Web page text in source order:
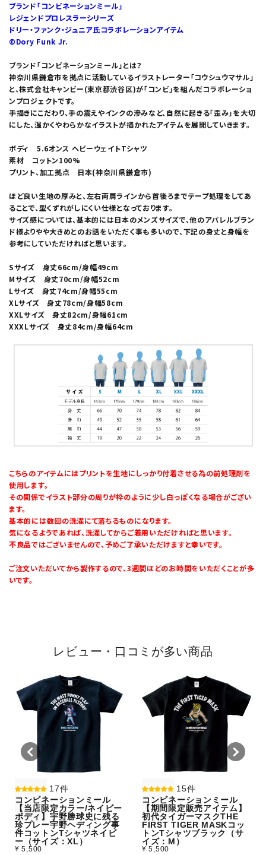
ブランド「コンビネーションミール」
レジェンドプロレスラーシリーズ
ドリー・ファンク・ジュニア氏コラボレーションアイテム
©Dory Funk Jr.
ブランド「コンビネーションミール」とは？
神奈川県鎌倉市を拠点に活動しているイラストレーター「コウシュウマサル」
と、株式会社キャンビー(東京都渋谷区)が「コンビ」を組んだコラボレーショ
ンプロジェクトです。
手描きにこだわり、手の震えやインクの滲みなど、自然に起きる「歪み」を大切
にした、温かくやわらかなイラストが描かれたアイテムを展開していきます。
ボディ 5.6オンス ヘビーウェイトTシャツ
素材 コットン100%
プリント、加工拠点 日本(神奈川県鎌倉市)
ほど良い生地の厚みと、左右両肩ラインから首後ろまでテープ処理をしてあ
ることで、型くずれがしにくい仕様となっております。
サイズ感については、基本的には日本のメンズサイズで、他のアパレルブラン
ド様よりやや大きめとのお話をいただく事も多いので、下記の身丈と身幅を
参考にしていただければと思います。
Sサイズ 身丈66cm/身幅49cm
Mサイズ 身丈70cm/身幅52cm
Lサイズ 身丈74cm/身幅55cm
XLサイズ 身丈78cm/身幅58cm
XXLサイズ 身丈82cm/身幅61cm
XXXLサイズ 身丈84cm/身幅64cm
こちらのアイテムにはプリントを生地にしっかり付着させる為の前処理剤を
使用します。
その関係でイラスト部分の周りが枠のように少し白っぽくなる場合がござい
ます。
基本的には数回の洗濯にて落ちるものになります。
気になるようであれば、洗濯してからご着用いただければと思います。
不良品ではございませんので、予めご了承いただけますと幸いです。
ご注文いただいてから製作するので、3週間ほどのお時間をいただくことが多
いです。
レビュー・口コミが多い商品
17件
コンビネーションミール
【当店限定カラー/ネイビー
ボディ】宇野勝球史に残る
珍プレー宇野ヘディング事
件コットンTシャツネイビ
ー（サイズ：XL）
¥ 5,500
15件
コンビネーションミール
【期間限定販売アイテム】
初代タイガーマスクTHE
FIRST TIGER MASKコッ
トンTシャツブラック（サ
イズ：M）
¥ 5,500